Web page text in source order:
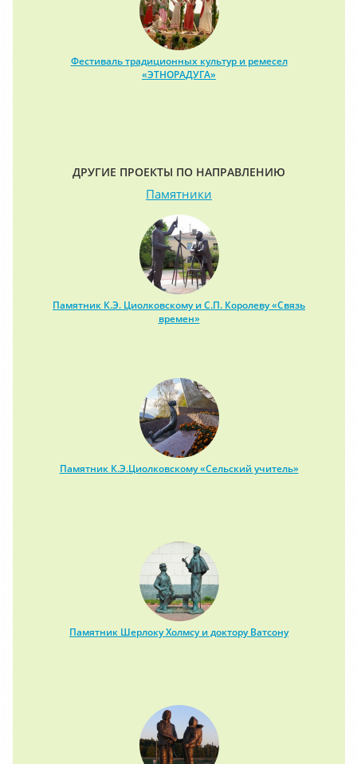
Фестиваль традиционных культур и ремесел
«ЭТНОРАДУГА»
ДРУГИЕ ПРОЕКТЫ ПО НАПРАВЛЕНИЮ
Памятники
Памятник К.Э. Циолковскому и С.П. Королеву «Связь
времен»
Памятник К.Э.Циолковскому «Сельский учитель»
Памятник Шерлоку Холмсу и доктору Ватсону